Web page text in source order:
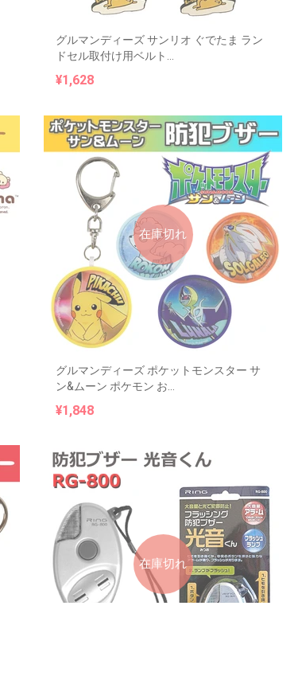
グルマンディーズ サンリオ ぐでたま ラン
ドセル取付け用ベルト...
¥1,628
在庫切れ
グルマンディーズ ポケットモンスター サ
ン&ムーン ポケモン お...
¥1,848
在庫切れ